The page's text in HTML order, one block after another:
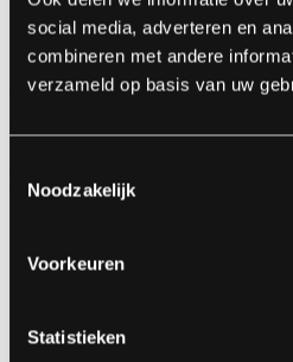
social media, adverteren en
combineren met andere
verzameld op basis van uw
Noodzakelijk
Voorkeuren
Statistieken
Cartoon Pack
€ 14,99